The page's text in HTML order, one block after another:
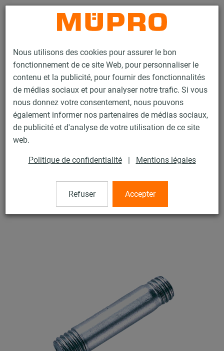
Nous utilisons des cookies pour assurer le bon
fonctionnement de ce site Web, pour personnaliser le
contenu et la publicité, pour fournir des fonctionnalités
de médias sociaux et pour analyser notre trafic. Si vous
nous donnez votre consentement, nous pouvons
également informer nos partenaires de médias sociaux,
de publicité et d'analyse de votre utilisation de ce site
web.
Politique de confidentialité | Mentions légales
Refuser Accepter
Contact
Produits Technique de fixation Colliers Rallonge
40 / 43